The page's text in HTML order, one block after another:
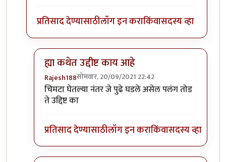
प्रतिसाद देण्यासाठीलॉग इन कराकिंवासदस्य व्हा
ह्या कथेत उद्दीष्ट काय आहे
Rajesh188सोमवार, 20/09/2021 22:42
In reply toलेखाचं उद्दीश्ट:byबबन ताम्बे
चिमटा घेतल्या नंतर जे पुढे घडले असेल पलंग तोड
ते उद्दिष्ट का
प्रतिसाद देण्यासाठीलॉग इन कराकिंवासदस्य व्हा